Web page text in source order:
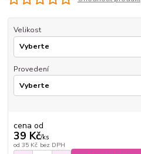
Velikost
Provedení
cena od
39 Kč/ks
od 35 Kč bez DPH